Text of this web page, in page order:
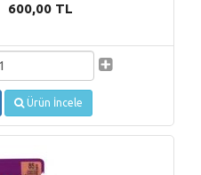
600,00 TL
Ürün İncele